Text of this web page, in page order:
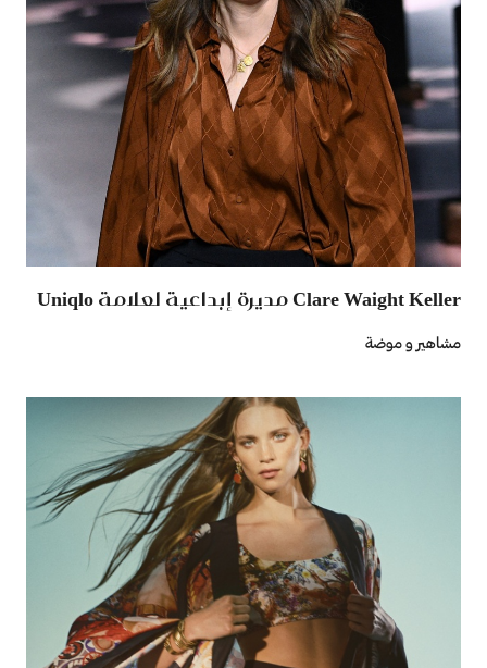
Clare Waight Keller مديرة إبداعية لعلامة Uniqlo
مشاهير و موضة